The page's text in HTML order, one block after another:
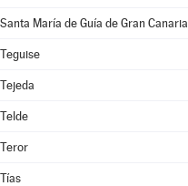
Santa María de Guía de Gran Canaria
Teguise
Tejeda
Telde
Teror
Tías